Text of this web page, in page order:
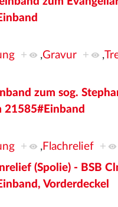
+ ,Gravur + ,
zum sog.
21585#Einband
+ ,Flachrelief +
(Spolie) - BSB
Vorderdeckel